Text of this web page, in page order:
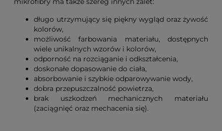
długo utrzymujący się piękny wygląd oraz żywość
kolorów,
możliwość farbowania materiału, dostępnych
wiele unikalnych wzorów i kolorów,
odporność na rozciąganie i odkształcenia,
doskonałe dopasowanie do ciała,
absorbowanie i szybkie odparowywanie wody,
dobra przepuszczalność powietrza,
brak uszkodzeń mechanicznych materiału
(zaciągnięć oraz mechacenia się).